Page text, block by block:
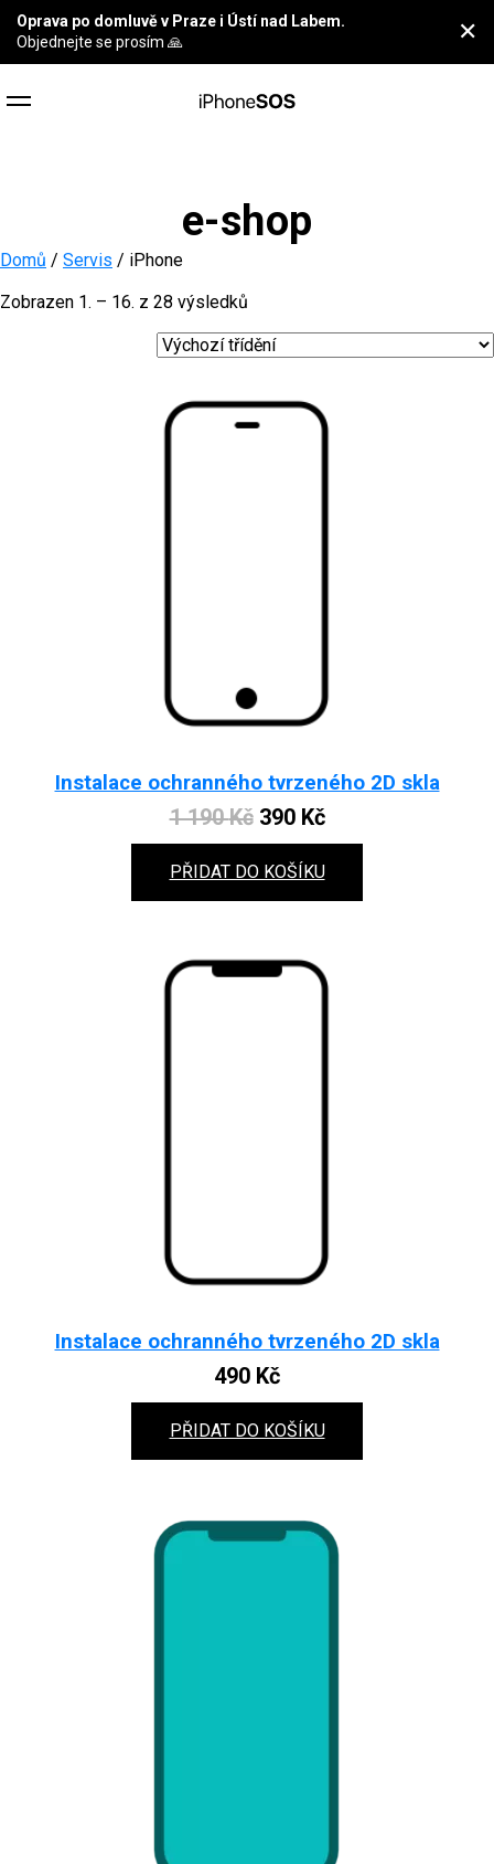
Oprava po domluvě v Praze i Ústí nad Labem.
Objednejte se prosím 🙏
✕
e-shop
Domů / Servis / iPhone
Zobrazen 1. – 16. z 28 výsledků
Instalace ochranného tvrzeného 2D skla
1 190Kč Original
price
was:
1
390 KčCurrent
price
is:
390 Kč.
PŘIDAT DO KOŠÍKU
Instalace ochranného tvrzeného 2D skla
490 Kč
PŘIDAT DO KOŠÍKU